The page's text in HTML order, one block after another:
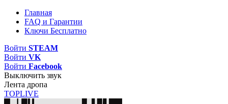
Главная
FAQ и Гарантии
Ключи Бесплатно
Войти STEAM
Войти VK
Войти Facebook
Выключить звук
Лента дропа
TOPLIVE